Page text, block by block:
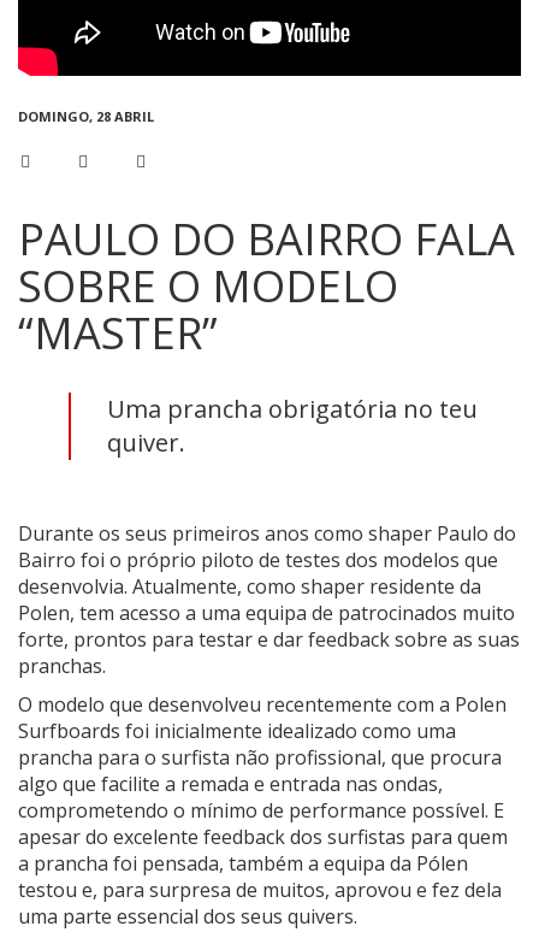
DOMINGO, 28 ABRIL
PAULO DO BAIRRO FALA
SOBRE O MODELO
“MASTER”
Uma prancha obrigatória no teu
quiver.
Durante os seus primeiros anos como shaper Paulo do
Bairro foi o próprio piloto de testes dos modelos que
desenvolvia. Atualmente, como shaper residente da
Polen, tem acesso a uma equipa de patrocinados muito
forte, prontos para testar e dar feedback sobre as suas
pranchas.
O modelo que desenvolveu recentemente com a Polen
Surfboards foi inicialmente idealizado como uma
prancha para o surfista não profissional, que procura
algo que facilite a remada e entrada nas ondas,
comprometendo o mínimo de performance possível. E
apesar do excelente feedback dos surfistas para quem
a prancha foi pensada, também a equipa da Pólen
testou e, para surpresa de muitos, aprovou e fez dela
uma parte essencial dos seus quivers.